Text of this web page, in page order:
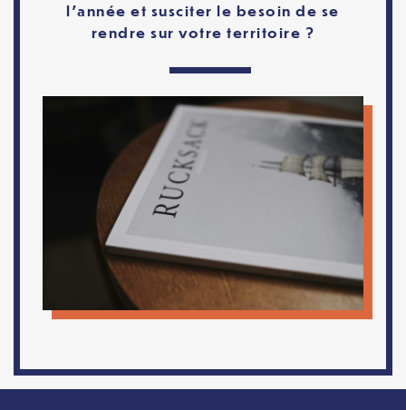
l’année et susciter le besoin de se
rendre sur votre territoire ?